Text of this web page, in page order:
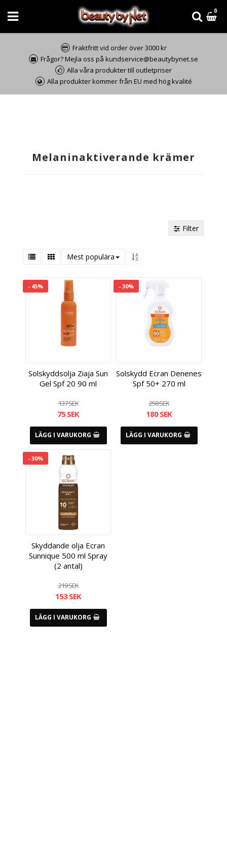
0
Fraktfritt vid order över 3000 kr
Frågor? Mejla oss på kundservice@beautybynet.se
Alla våra produkter till outletpriser
Alla produkter kommer från EU med hög kvalité
Melaninaktiverande krämer
Filter
Mest populära
- 45%
Solskyddsolja Ziaja Sun
Gel Spf 20 90 ml
137 SEK
75 SEK
LÄGG I VARUKORG
- 30%
Solskydd Ecran Denenes
Spf 50+ 270 ml
258 SEK
180 SEK
LÄGG I VARUKORG
- 30%
Skyddande olja Ecran
Sunnique 500 ml Spray
(2 antal)
219 SEK
153 SEK
LÄGG I VARUKORG